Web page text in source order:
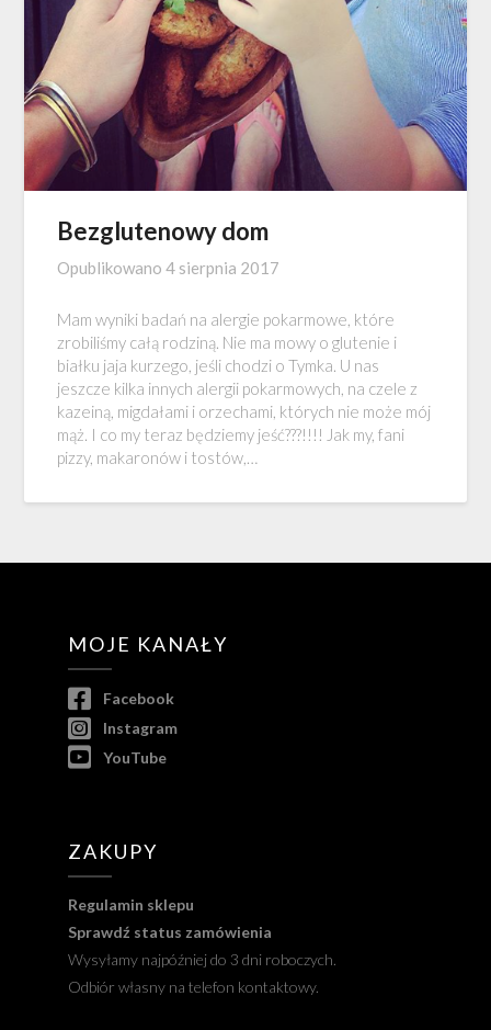
Bezglutenowy dom
Opublikowano4 sierpnia 2017
Mam wyniki badań na alergie pokarmowe, które
zrobiliśmy całą rodziną. Nie ma mowy o glutenie i
białku jaja kurzego, jeśli chodzi o Tymka. U nas
jeszcze kilka innych alergii pokarmowych, na czele z
kazeiną, migdałami i orzechami, których nie może mój
mąż. I co my teraz będziemy jeść???!!!! Jak my, fani
pizzy, makaronów i tostów,…
MOJE KANAŁY
Facebook
Instagram
YouTube
ZAKUPY
Regulamin sklepu
Sprawdź status zamówienia
Wysyłamy najpóźniej do 3 dni roboczych.
Odbiór własny na telefon kontaktowy.